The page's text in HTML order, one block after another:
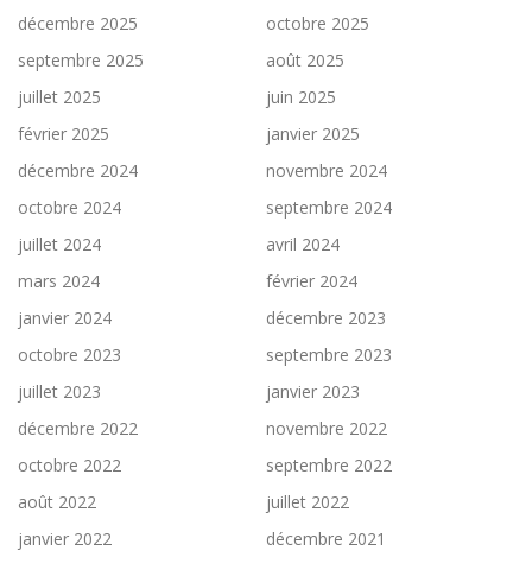
décembre 2025
octobre 2025
septembre 2025
août 2025
juillet 2025
juin 2025
février 2025
janvier 2025
décembre 2024
novembre 2024
octobre 2024
septembre 2024
juillet 2024
avril 2024
mars 2024
février 2024
janvier 2024
décembre 2023
octobre 2023
septembre 2023
juillet 2023
janvier 2023
décembre 2022
novembre 2022
octobre 2022
septembre 2022
août 2022
juillet 2022
janvier 2022
décembre 2021